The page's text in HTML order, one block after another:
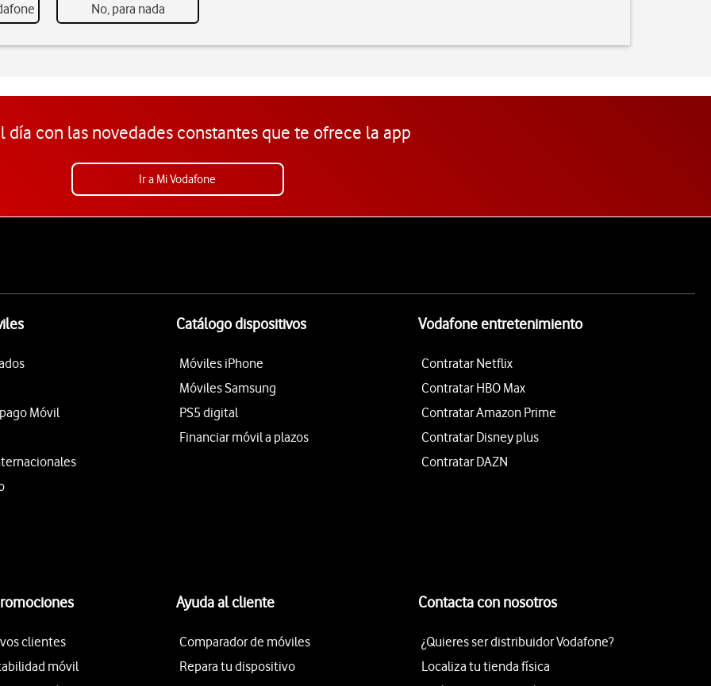
No, para nada
día con las novedades constantes que te ofrece la app
Ir a Mi Vodafone
Móvil
Catálogo dispositivos
Móviles iPhone
Móviles Samsung
PS5 digital
Financiar móvil a plazos
Vodafone entretenimiento
Contratar Netflix
Contratar HBO Max
Contratar Amazon Prime
Contratar Disney plus
Contratar DAZN
clientes
móvil
Ayuda al cliente
Comparador de móviles
Repara tu dispositivo
Contacta con nosotros
¿Quieres ser distribuidor Vodafone?
Localiza tu tienda física